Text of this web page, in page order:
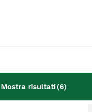
Mostra risultati(6)